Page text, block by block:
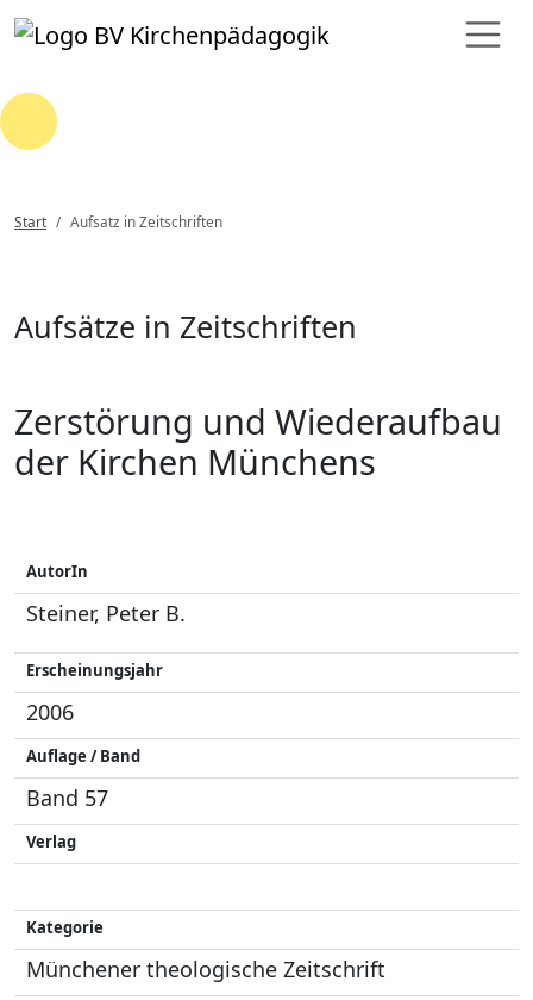
Loading...
Start Aufsatz in Zeitschriften
Aufsätze in Zeitschriften
Zerstörung und Wiederaufbau
der Kirchen Münchens
AutorIn
Steiner, Peter B.
Erscheinungsjahr
2006
Auflage / Band
Band 57
Verlag
Kategorie
Münchener theologische Zeitschrift